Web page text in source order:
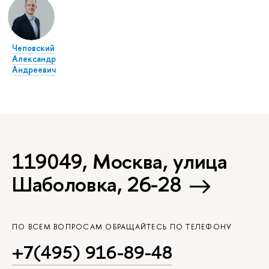
Чеповский
Александр
Андреевич
119049, Москва, улица
Шаболовка, 26-28
ПО ВСЕМ ВОПРОСАМ ОБРАЩАЙТЕСЬ ПО ТЕЛЕФОНУ
+7(495) 916-89-48